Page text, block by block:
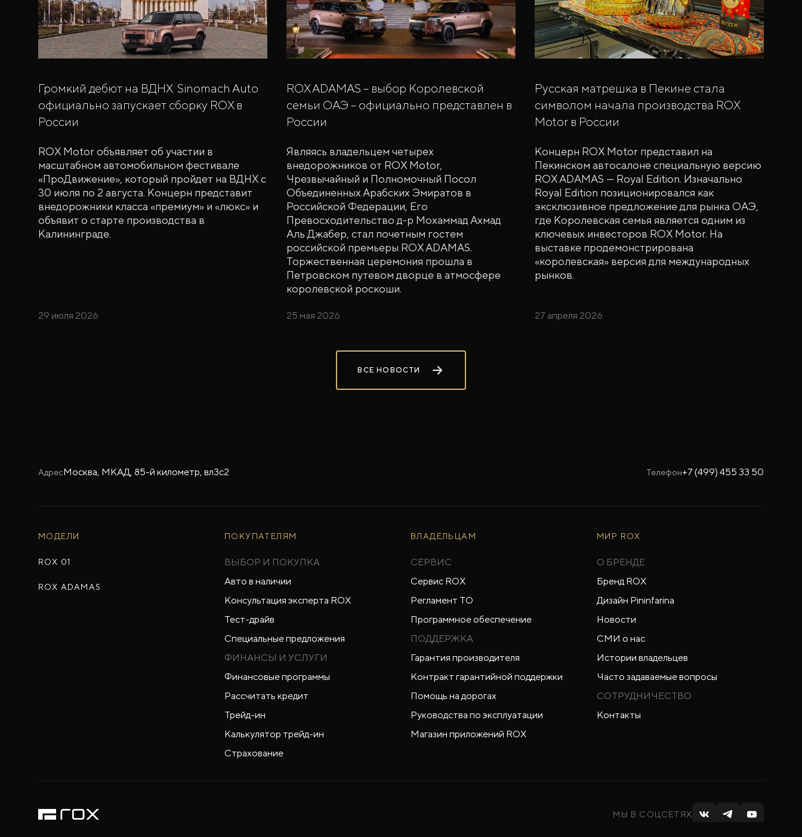
Громкий дебют на ВДНХ: Sinomach Auto
официально запускает сборку ROX в
России
ROX Motor объявляет об участии в
масштабном автомобильном фестивале
«ПроДвижение», который пройдет на ВДНХ с
30 июля по 2 августа. Концерн представит
внедорожники класса «премиум» и «люкс» и
объявит о старте производства в
Калининграде.
29 июля 2026
ROX ADAMAS – выбор Королевской
семьи ОАЭ – официально представлен в
России
Являясь владельцем четырех
внедорожников от ROX Motor,
Чрезвычайный и Полномочный Посол
Объединенных Арабских Эмиратов в
Российской Федерации, Его
Превосходительство д-р Мохаммад Ахмад
Аль Джабер, стал почетным гостем
российской премьеры ROX ADAMAS.
Торжественная церемония прошла в
Петровском путевом дворце в атмосфере
королевской роскоши.
25 мая 2026
Русская матрешка в Пекине стала
символом начала производства ROX
Motor в России
Концерн ROX Motor представил на
Пекинском автосалоне специальную версию
ROX ADAMAS — Royal Edition. Изначально
Royal Edition позиционировался как
эксклюзивное предложение для рынка ОАЭ,
где Королевская семья является одним из
ключевых инвесторов ROX Motor. На
выставке продемонстрирована
«королевская» версия для международных
рынков.
27 апреля 2026
ВСЕ НОВОСТИ
АдресМосква, МКАД, 85-й километр, вл3с2 Телефон+7 (499) 455 33 50
МОДЕЛИ
ROX 01
ROX ADAMAS
ПОКУПАТЕЛЯМ
ВЫБОР И ПОКУПКА
Авто в наличии
Консультация эксперта ROX
Тест-драйв
Специальные предложения
ФИНАНСЫ И УСЛУГИ
Финансовые программы
Рассчитать кредит
Трейд-ин
Калькулятор трейд-ин
Страхование
ВЛАДЕЛЬЦАМ
СЕРВИС
Сервис ROX
Регламент ТО
Программное обеспечение
ПОДДЕРЖКА
Гарантия производителя
Контракт гарантийной поддержки
Помощь на дорогах
Руководства по эксплуатации
Магазин приложений ROX
МИР ROX
О БРЕНДЕ
Бренд ROX
Дизайн Pininfarina
Новости
СМИ о нас
Истории владельцев
Часто задаваемые вопросы
СОТРУДНИЧЕСТВО
Контакты
МЫ В СОЦСЕТЯХ